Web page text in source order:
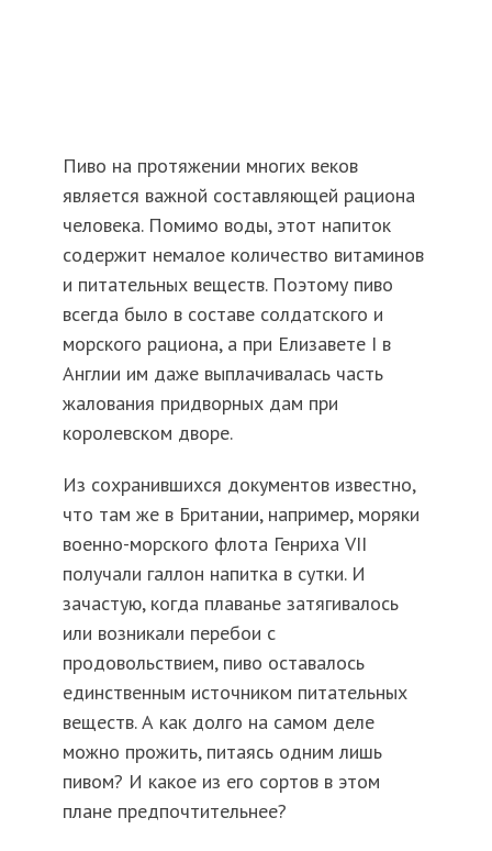
Пиво на протяжении многих веков
является важной составляющей рациона
человека. Помимо воды, этот напиток
содержит немалое количество витаминов
и питательных веществ. Поэтому пиво
всегда было в составе солдатского и
морского рациона, а при Елизавете I в
Англии им даже выплачивалась часть
жалования придворных дам при
королевском дворе.
Из сохранившихся документов известно,
что там же в Британии, например, моряки
военно-морского флота Генриха VII
получали галлон напитка в сутки. И
зачастую, когда плаванье затягивалось
или возникали перебои с
продовольствием, пиво оставалось
единственным источником питательных
веществ. А как долго на самом деле
можно прожить, питаясь одним лишь
пивом? И какое из его сортов в этом
плане предпочтительнее?